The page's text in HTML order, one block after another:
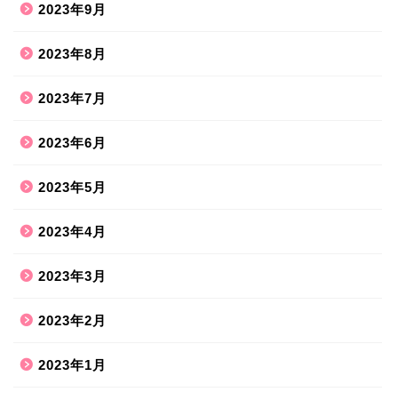
2023年9月
2023年8月
2023年7月
2023年6月
2023年5月
2023年4月
2023年3月
2023年2月
2023年1月